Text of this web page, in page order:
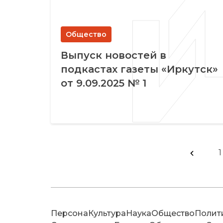
Общество
Выпуск новостей в
подкастах газеты «Иркутск»
от 9.09.2025 № 1
1
Персона Культура НаукаОбщество